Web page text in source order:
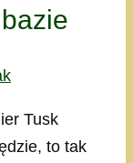
Tusk
to tak